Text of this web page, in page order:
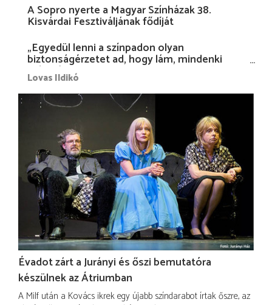
A Sopro nyerte a Magyar Színházak 38.
Kisvárdai Fesztiváljának fődíját
„Egyedül lenni a színpadon olyan
biztonságérzetet ad, hogy lám, mindenki
más nélkül is megvagyok magammal…”
Lovas Ildikó
Évadot zárt a Jurányi és őszi bemutatóra
készülnek az Átriumban
A Milf után a Kovács ikrek egy újabb színdarabot írtak őszre, az